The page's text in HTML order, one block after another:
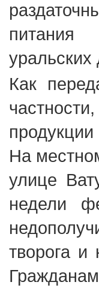
уральских
Как
На
улице
недели
творога